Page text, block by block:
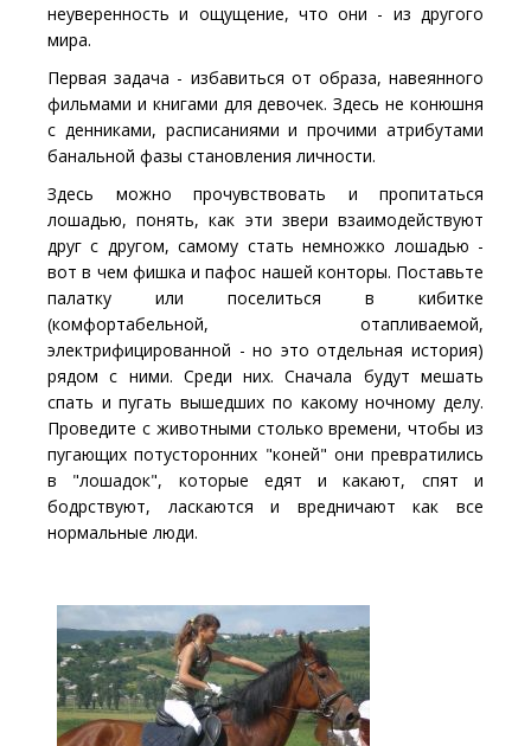
неуверенность и ощущение, что они - из другого
мира.
Первая задача - избавиться от образа, навеянного
фильмами и книгами для девочек. Здесь не конюшня
с денниками, расписаниями и прочими атрибутами
банальной фазы становления личности.
Здесь можно прочувствовать и пропитаться
лошадью, понять, как эти звери взаимодействуют
друг с другом, самому стать немножко лошадью -
вот в чем фишка и пафос нашей конторы. Поставьте
палатку или поселиться в кибитке
(комфортабельной, отапливаемой,
электрифицированной - но это отдельная история)
рядом с ними. Среди них. Сначала будут мешать
спать и пугать вышедших по какому ночному делу.
Проведите с животными столько времени, чтобы из
пугающих потусторонних "коней" они превратились
в "лошадок", которые едят и какают, спят и
бодрствуют, ласкаются и вредничают как все
нормальные люди.